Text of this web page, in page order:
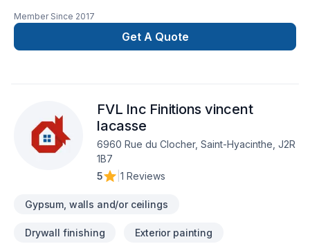
Clôture, Cuisine, Démolition, Escalier et rampe, Gouttières,
Gypse, Insonorisation, Isolation, Isolation entre-toît, Isolation
mur, Isolation sous-sol, Margelle, Meubles, Patio, Peinture,
joint, Toiture est l'occasion de démontrer notre engagement
envers la qualité et la satisfaction client à Centre du
Québec,Montérégie. Notre mission : concrétiser vos projets
tout en respectant vos exigences, vos délais et votre vision.
Transformons ensemble vos idées en réalité. Contactez-nous
Member Since 2017
Get A Quote
FVL Inc Finitions vincent
lacasse
6960 Rue du Clocher, Saint-Hyacinthe, J2R
1B7
5
1 Reviews
Gypsum, walls and/or ceilings
Drywall finishing Exterior painting